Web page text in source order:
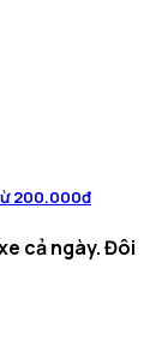
200.000đ
cả ngày. Đôi